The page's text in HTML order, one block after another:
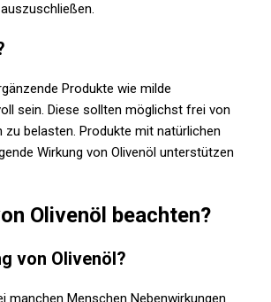
Produkte wie milde
sein. Diese sollten möglichst frei von
belasten. Produkte mit natürlichen
Wirkung von Olivenöl unterstützen
Olivenöl beachten?
von Olivenöl?
manchen Menschen Nebenwirkungen